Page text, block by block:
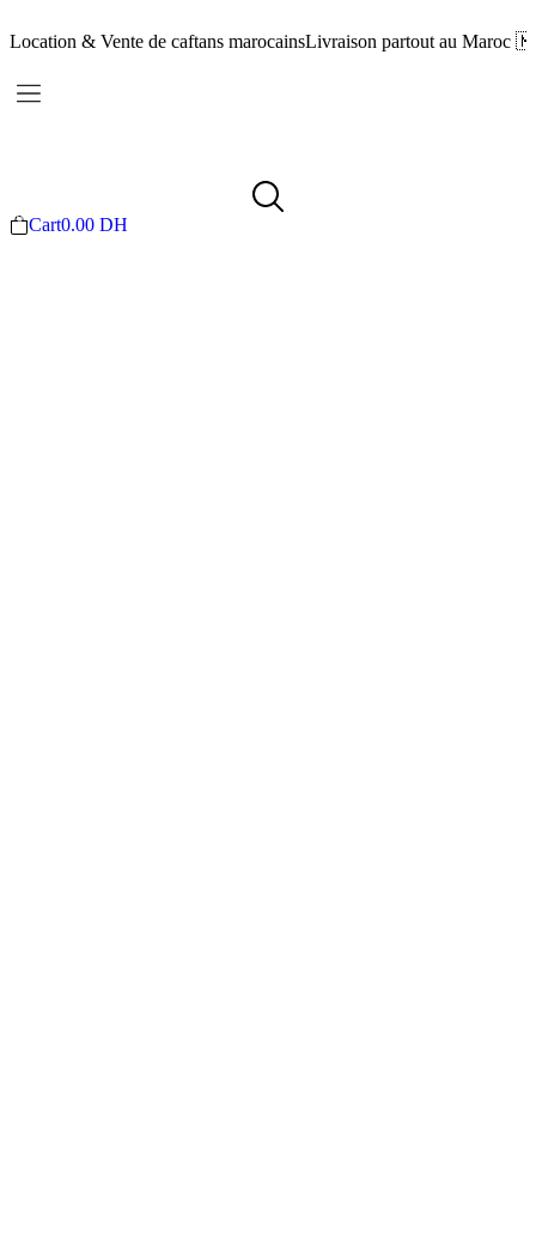
Location & Vente de caftans marocainsLivraison partout au Maroc
Cart0.00 DH